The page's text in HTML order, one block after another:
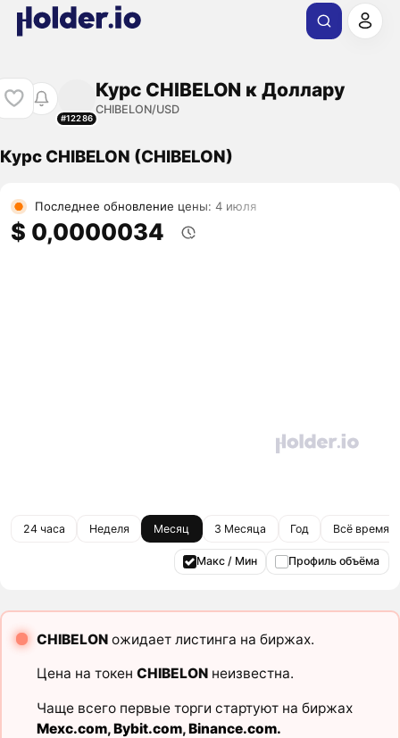
#12286
Курс CHIBELON к Доллару
CHIBELON/USD
Курс CHIBELON (CHIBELON)
Последнее обновление цены: 4 июля
$ 0,0000034
24 часа Неделя Месяц 3 Месяца Год Всё время
Макс / Мин Профиль объёма
CHIBELONожидает листинга на биржах.
Цена на токен CHIBELONнеизвестна.
Чаще всего первые торги стартуют на биржах
Mexc.com,Bybit.com,Binance.com.